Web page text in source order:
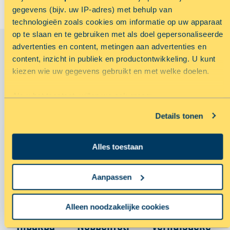
gegevens (bijv. uw IP-adres) met behulp van
technologieën zoals cookies om informatie op uw apparaat
op te slaan en te gebruiken met als doel gepersonaliseerde
advertenties en content, metingen aan advertenties en
content, inzicht in publiek en productontwikkeling. U kunt
kiezen wie uw gegevens gebruikt en met welke doelen.
Als u het toestaat, willen we ook graag:
Uw apparaat identificeren door het actief te scannen
op specifieke eigenschappen (fingerprinting)
Lees meer over hoe uw persoonlijke gegevens worden
verwerkt en stel uw voorkeuren in het
in de Cookieverklaring.
Met cookies maken wij de website en jouw ervaring beter
Details tonen
Alles toestaan
Aanpassen
Alleen noodzakelijke cookies
VAAK GEKOCHT MET
Inpakpa
Noppenfoli
Verhuisdeke